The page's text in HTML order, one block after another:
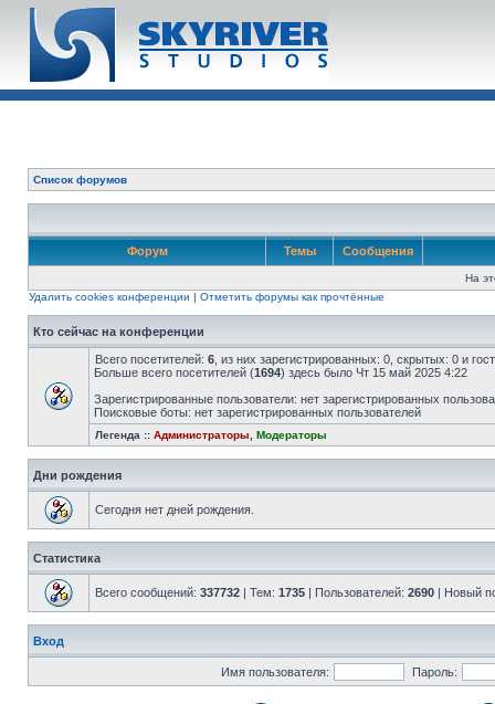
Список форумов
Форум Темы Сообщения
На
Удалить cookies конференции | Отметить форумы как прочтённые
Кто сейчас на конференции
Всего посетителей: 6 , из них зарегистрированных: 0, скрытых: 0 и
Больше всего посетителей (1694) здесь было Чт 15 май 2025 4:22
Зарегистрированные пользователи: нет зарегистрированных
Поисковые боты: нет зарегистрированных пользователей
Легенда :: Администраторы Модераторы
Дни рождения
Сегодня нет дней рождения.
Статистика
Всего сообщений: 337732 | Тем: 1735 | Пользователей: 2690 | Новый
Вход
Имя пользователя: Пароль: